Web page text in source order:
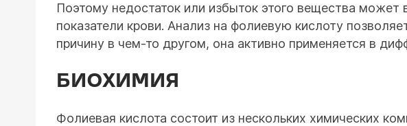
Поэтому недостаток или избыток этого вещества может
показатели крови. Анализ на фолиевую кислоту
причину в чем-то другом, она активно применяется в
БИОХИМИЯ
Фолиевая кислота состоит из нескольких химических